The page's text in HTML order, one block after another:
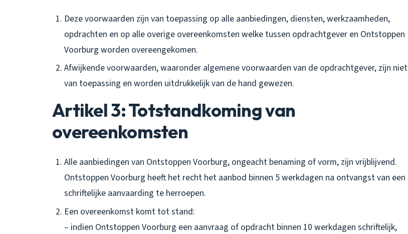
Deze voorwaarden zijn van toepassing op alle aanbiedingen, diensten, werkzaamheden,
opdrachten en op alle overige overeenkomsten welke tussen opdrachtgever en Ontstoppen
Voorburg worden overeengekomen.
Afwijkende voorwaarden, waaronder algemene voorwaarden van de opdrachtgever, zijn niet
van toepassing en worden uitdrukkelijk van de hand gewezen.
Artikel 3: Totstandkoming van
overeenkomsten
Alle aanbiedingen van Ontstoppen Voorburg, ongeacht benaming of vorm, zijn vrijblijvend.
Ontstoppen Voorburg heeft het recht het aanbod binnen 5 werkdagen na ontvangst van een
schriftelijke aanvaarding te herroepen.
Een overeenkomst komt tot stand:
– indien Ontstoppen Voorburg een aanvraag of opdracht binnen 10 werkdagen schriftelijk,